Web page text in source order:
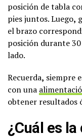
posición de tabla
pies juntos. Luego,
el brazo
posición durante
lado.
Recuerda, siempre
con una
obtener resultados
¿Cuál es